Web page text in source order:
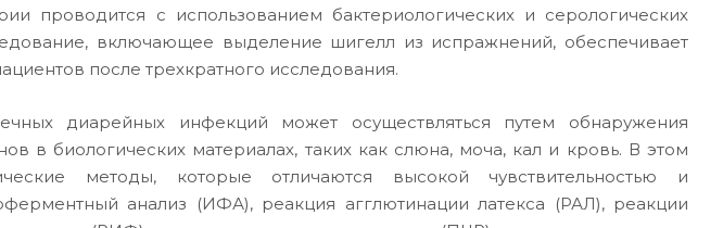
проводится с использованием бактериологических и серологических
включающее выделение шигелл из испражнений, обеспечивает
после трехкратного исследования.
диарейных инфекций может осуществляться путем обнаружения
в биологических материалах, таких как слюна, моча, кал и кровь. В этом
методы, которые отличаются высокой чувствительностью и
анализ (ИФА), реакция агглютинации латекса (РАЛ), реакции